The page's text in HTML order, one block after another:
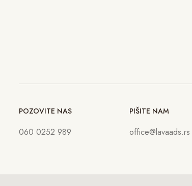
POZOVITE NAS
060 0252 989
PIŠITE NAM
office@lavaads.rs